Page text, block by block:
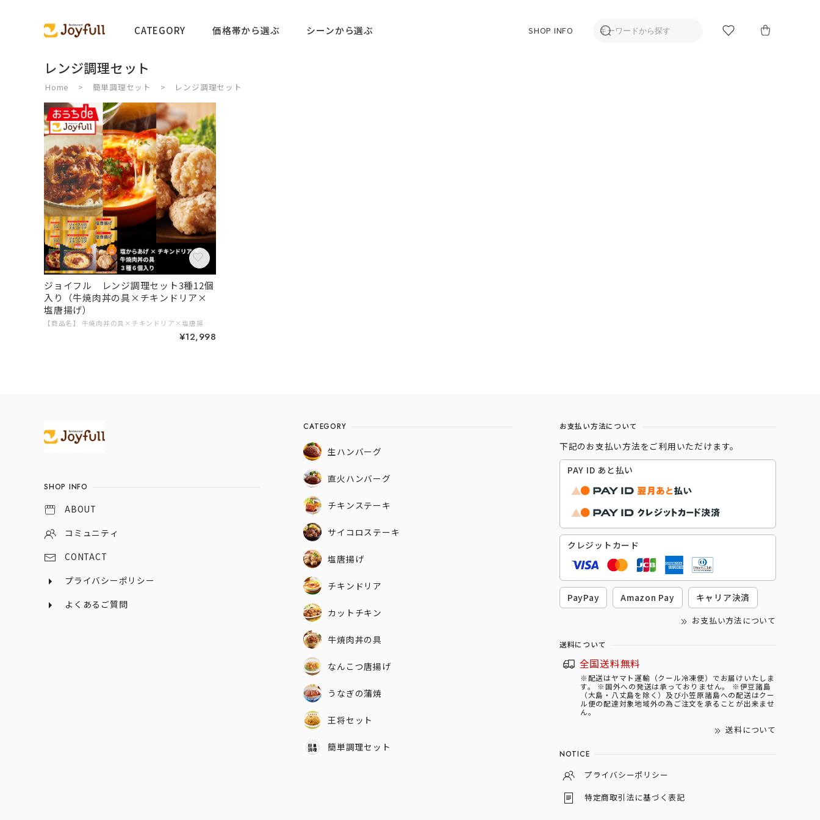
CATEGORY 価格帯から選ぶ シーンから選ぶ SHOP INFO
レンジ調理セット
Home 簡単調理セット レンジ調理セット
ジョイフル レンジ調理セット3種12個
入り（牛焼肉丼の具×チキンドリア×
塩唐揚げ）
【商品名】 牛焼肉丼の具×チキンドリア×塩唐揚げ 12個入り 【賞味期限】 牛焼肉丼の具、チキンドリア：製造日から365日 塩唐揚げ：製造日から547日 【内容量】牛焼肉丼の具（牛焼肉丼の具90g、ペッパー1ｇ）×4個 チキンドリア210g×4個 ジョイフル 塩唐揚げ 250g×4個 【保存方法】 －１８℃以下で保存 【製造者名】 塩唐揚げ：株式会社ジョイフル チキンドリア：株式会社ヤヨイサンフーズ 牛焼肉丼の具：株式会社ミート・コンパニオン 【アレルギー】 商品名：牛焼肉丼の具 小麦・牛肉・大豆・鶏肉・豚肉 商品名：チキンドリア 小麦・乳成分・牛肉・大豆・鶏肉・豚肉 商品名：塩唐揚げ 小麦・卵・乳成分・大豆・鶏肉 # 10,000円以上 # 簡単調理 # レンジ調理
¥12,998
Information
SHOP INFO
ABOUT
コミュニティ
CONTACT
プライバシーポリシー
よくあるご質問
CATEGORY
生ハンバーグ
直火ハンバーグ
チキンステーキ
サイコロステーキ
塩唐揚げ
チキンドリア
カットチキン
牛焼肉丼の具
なんこつ唐揚げ
うなぎの蒲焼
王将セット
簡単調理セット
お支払い方法について
下記のお支払い方法をご利用いただけます。
PAY ID あと払い
クレジットカード
PayPay Amazon Pay キャリア決済
お支払い方法について
送料について
全国送料無料
※配送はヤマト運輸（クール冷凍便）でお届けいたしま
す。 ※国外への発送は承っておりません。 ※伊豆諸島
（大島・八丈島を除く）及び小笠原諸島への配送はクー
ル便の配達対象地域外の為ご注文を承ることが出来ませ
ん。
送料について
NOTICE
プライバシーポリシー
特定商取引法に基づく表記